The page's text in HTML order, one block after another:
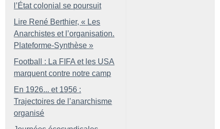
l’État colonial se poursuit
Lire René Berthier, « Les
Anarchistes et l’organisation.
Plateforme-Synthèse »
Football : La FIFA et les USA
marquent contre notre camp
En 1926... et 1956 :
Trajectoires de l’anarchisme
organisé